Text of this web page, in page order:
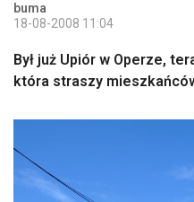
buma
18-08-2008 11:04
Był już Upiór w Operze,
która straszy